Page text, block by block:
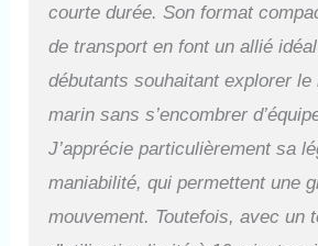
corrosion de
de prévention
La
fluorescent
mesurer
restant dans
même dans
sombre. Le
filtration à
empêche
courte durée. Son format
de transport en font un allié
débutants souhaitant explorer le
marin sans s’encombrer
J’apprécie particulièrement sa
maniabilité, qui permettent une
mouvement. Toutefois, avec un